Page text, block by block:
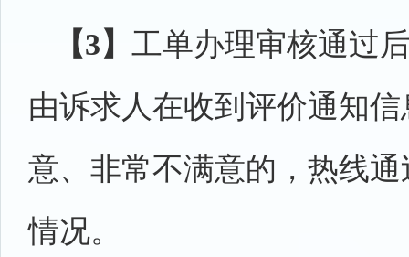
【3】 工单办理审核通过
由诉求人在收到评价通知
意、非常不满意的，热线
情况。